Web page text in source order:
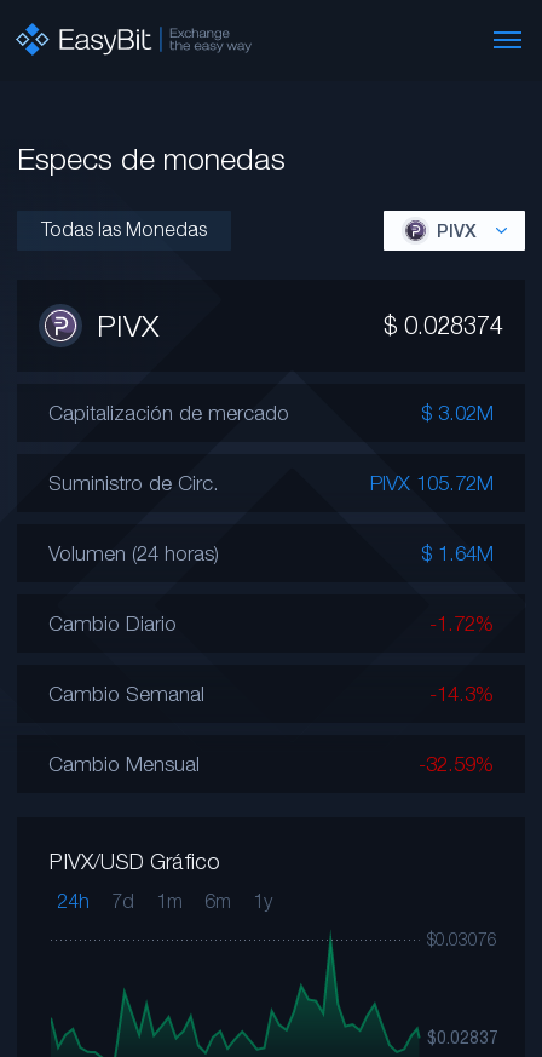
Especs de monedas
Todas las Monedas PIVX
PIVX $ 0.028374
Capitalización de mercado $ 3.02M
Suministro de Circ. PIVX 105.72M
Volumen (24 horas) $ 1.64M
Cambio Diario -1.72%
Cambio Semanal -14.3%
Cambio Mensual -32.59%
PIVX/USD Gráfico
24h 7d 1m 6m 1y